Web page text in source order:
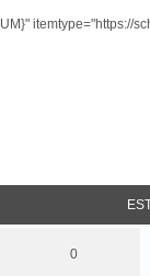
UM}" itemtype="https://
0